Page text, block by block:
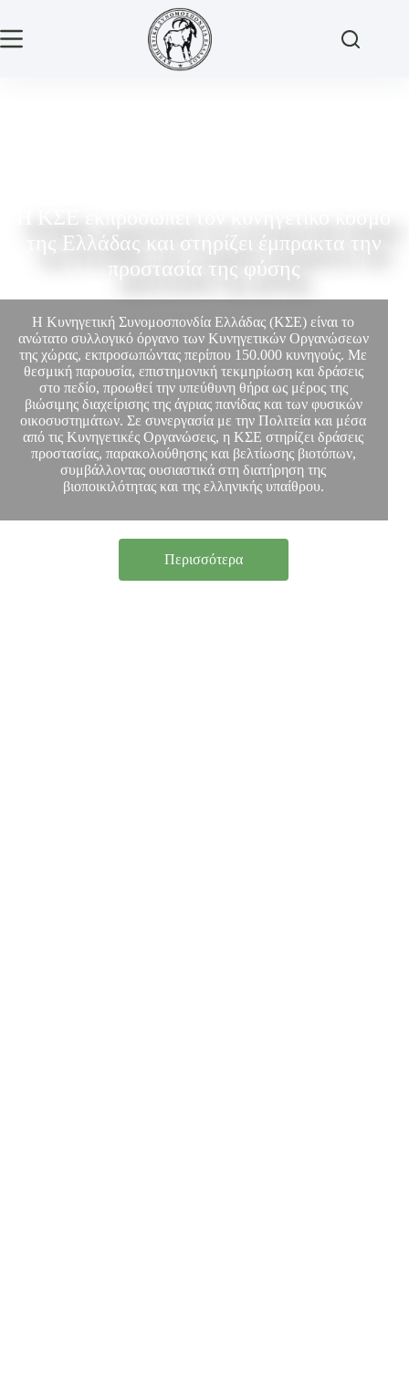
της Ελλάδας και στηρίζει έμπρακτα την
προστασία της φύσης
Η Κυνηγετική Συνομοσπονδία Ελλάδας (ΚΣΕ) είναι το
ανώτατο συλλογικό όργανο των Κυνηγετικών Οργανώσεων
της χώρας, εκπροσωπώντας περίπου 150.000 κυνηγούς. Με
θεσμική παρουσία, επιστημονική τεκμηρίωση και δράσεις
στο πεδίο, προωθεί την υπεύθυνη θήρα ως μέρος της
βιώσιμης διαχείρισης της άγριας πανίδας και των φυσικών
οικοσυστημάτων. Σε συνεργασία με την Πολιτεία και μέσα
από τις Κυνηγετικές Οργανώσεις, η ΚΣΕ στηρίζει δράσεις
προστασίας, παρακολούθησης και βελτίωσης βιοτόπων,
συμβάλλοντας ουσιαστικά στη διατήρηση της
βιοποικιλότητας και της ελληνικής υπαίθρου.
Περισσότερα